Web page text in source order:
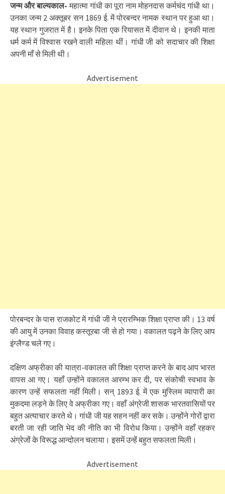
जन्म और बाल्यकाल- महात्मा गांधी का पूरा नाम मोहनदास कर्मचंद गांधी था।
उनका जन्म 2 अक्तूबर सन 1869 ई. में पोरबन्दर नामक स्थान पर हुआ था।
यह स्थान गुजरात में है। इनके पिता एक रियासत में दीवान थे। इनकी माता
धर्म कर्म में विश्वास रखने वाली महिला थीं। गांधी जी को सदाचार की शिक्षा
अपनी माँ से मिली थी।
Advertisement
पोरबन्दर के पास राजकोट में गांधी जी ने प्रारम्भिक शिक्षा प्राप्त की। 13 वर्ष
की आयु में उनका विवाह कस्तूरबा जी से हो गया। वकालत पढ़ने के लिए आप
इंग्लैण्ड चले गए।
दक्षिण अफ्रीका की यात्रा-वकालत की शिक्षा प्राप्त करने के बाद आप भारत
वापस आ गए। यहाँ उन्होंने वकालत आरम्भ कर दी, पर संकोची स्वभाव के
कारण उन्हें सफलता नहीं मिली। सन् 1893 ई. में एक मुस्लिम व्यापारी का
मुकदमा लड़ने के लिए वे अफ्रीका गए। वहाँ अंग्रेजी शासक भारतवासियों पर
बहुत अत्याचार करते थे। गांधी जी यह सहन नहीं कर सके। उन्होंने गोरों द्वारा
बरती जा रही जाति भेद की नीति का भी विरोध किया। उन्होंने वहाँ रहकर
अंग्रेजों के विरूद्ध आन्दोलन चलाया। इसमें उन्हें बहुत सफलता मिली।
Advertisement